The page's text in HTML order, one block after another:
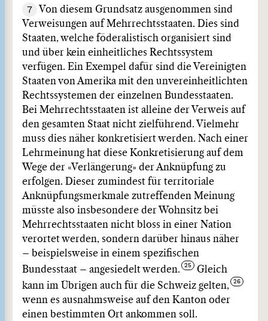
7
Von diesem Grundsatz ausgenommen sind
Verweisungen auf Mehrrechtsstaaten. Dies sind
Staaten, welche föderalistisch organisiert sind
und über kein einheitliches Rechtssystem
verfügen. Ein Exempel dafür sind die Vereinigten
Staaten von Amerika mit den unvereinheitlichten
Rechtssystemen der einzelnen Bundesstaaten.
Bei Mehrrechtsstaaten ist alleine der Verweis auf
den gesamten Staat nicht zielführend. Vielmehr
muss dies näher konkretisiert werden. Nach einer
Lehrmeinung hat diese Konkretisierung auf dem
Wege der «Verlängerung» der Anknüpfung zu
erfolgen. Dieser zumindest für territoriale
Anknüpfungsmerkmale zutreffenden Meinung
müsste also insbesondere der Wohnsitz bei
Mehrrechtsstaaten nicht bloss in einer Nation
verortet werden, sondern darüber hinaus näher
– beispielsweise in einem spezifischen
Bundesstaat – angesiedelt werden.
Gleich
kann im Übrigen auch für die Schweiz gelten,
wenn es ausnahmsweise auf den Kanton oder
einen bestimmten Ort ankommen soll.